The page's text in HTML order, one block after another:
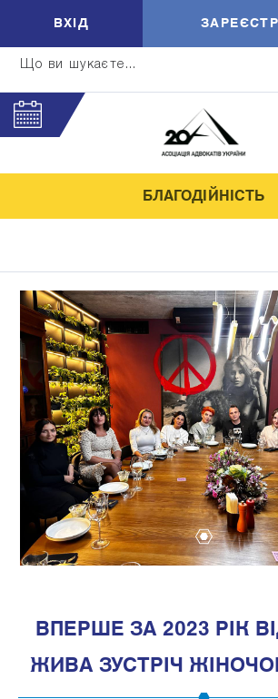
Що ви шукаєте...
ВXIД
БЛАГОДІЙНІСТЬ
ВПЕРШЕ ЗА 2023 РІК
ЖИВА ЗУСТРІЧ